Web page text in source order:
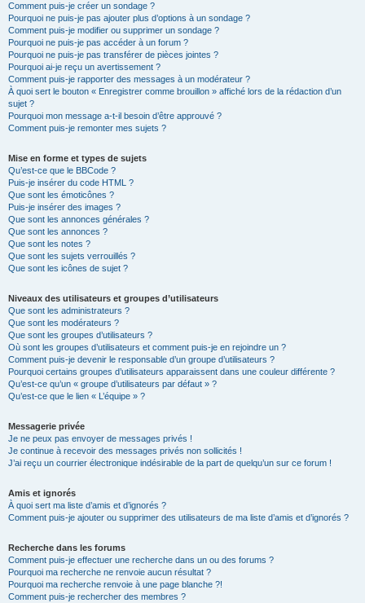
Comment puis-je créer un sondage ?
Pourquoi ne puis-je pas ajouter plus d’options à un sondage ?
Comment puis-je modifier ou supprimer un sondage ?
Pourquoi ne puis-je pas accéder à un forum ?
Pourquoi ne puis-je pas transférer de pièces jointes ?
Pourquoi ai-je reçu un avertissement ?
Comment puis-je rapporter des messages à un modérateur ?
À quoi sert le bouton « Enregistrer comme brouillon » affiché lors de la rédaction d’un
sujet ?
Pourquoi mon message a-t-il besoin d’être approuvé ?
Comment puis-je remonter mes sujets ?
Mise en forme et types de sujets
Qu’est-ce que le BBCode ?
Puis-je insérer du code HTML ?
Que sont les émoticônes ?
Puis-je insérer des images ?
Que sont les annonces générales ?
Que sont les annonces ?
Que sont les notes ?
Que sont les sujets verrouillés ?
Que sont les icônes de sujet ?
Niveaux des utilisateurs et groupes d’utilisateurs
Que sont les administrateurs ?
Que sont les modérateurs ?
Que sont les groupes d’utilisateurs ?
Où sont les groupes d’utilisateurs et comment puis-je en rejoindre un ?
Comment puis-je devenir le responsable d’un groupe d’utilisateurs ?
Pourquoi certains groupes d’utilisateurs apparaissent dans une couleur différente ?
Qu’est-ce qu’un « groupe d’utilisateurs par défaut » ?
Qu’est-ce que le lien « L’équipe » ?
Messagerie privée
Je ne peux pas envoyer de messages privés !
Je continue à recevoir des messages privés non sollicités !
J’ai reçu un courrier électronique indésirable de la part de quelqu’un sur ce forum !
Amis et ignorés
À quoi sert ma liste d’amis et d’ignorés ?
Comment puis-je ajouter ou supprimer des utilisateurs de ma liste d’amis et d’ignorés ?
Recherche dans les forums
Comment puis-je effectuer une recherche dans un ou des forums ?
Pourquoi ma recherche ne renvoie aucun résultat ?
Pourquoi ma recherche renvoie à une page blanche ?!
Comment puis-je rechercher des membres ?